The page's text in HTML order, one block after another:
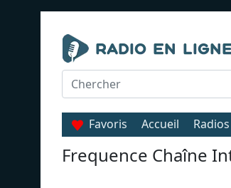
Favoris Accueil Radios
Frequence Chaîne